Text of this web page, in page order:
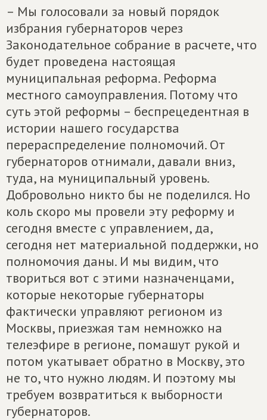
– Мы голосовали за новый порядок
избрания губернаторов через
Законодательное собрание в расчете, что
будет проведена настоящая
муниципальная реформа. Реформа
местного самоуправления. Потому что
суть этой реформы – беспрецедентная в
истории нашего государства
перераспределение полномочий. От
губернаторов отнимали, давали вниз,
туда, на муниципальный уровень.
Добровольно никто бы не поделился. Но
коль скоро мы провели эту реформу и
сегодня вместе с управлением, да,
сегодня нет материальной поддержки, но
полномочия даны. И мы видим, что
твориться вот с этими назначенцами,
которые некоторые губернаторы
фактически управляют регионом из
Москвы, приезжая там немножко на
телеэфире в регионе, помашут рукой и
потом укатывает обратно в Москву, это
не то, что нужно людям. И поэтому мы
требуем возвратиться к выборности
губернаторов.